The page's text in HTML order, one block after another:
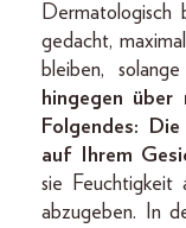
gedacht,
bleiben,
hingegen
Folgendes:
auf Ihrem
sie Feuchtigkeit
abzugeben. In